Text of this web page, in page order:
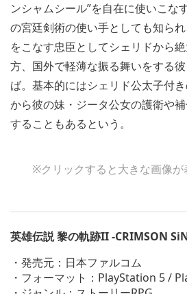
ンシャムシール”を自在に使いこな
の宮廷剣術の使い手としても知ら
をこなす忠臣としてシェリドから
方、国外で軽薄な振る舞いをする
ば。基本的にはシェリド公太子付
から彼の妹・ジータ公女の護衛や
することもあるという。
※クリックすると大きな画像が
英雄伝説 黎の軌跡II -CRIMSON
・発売元：日本ファルコム
・フォーマット：PlayStation 5 /